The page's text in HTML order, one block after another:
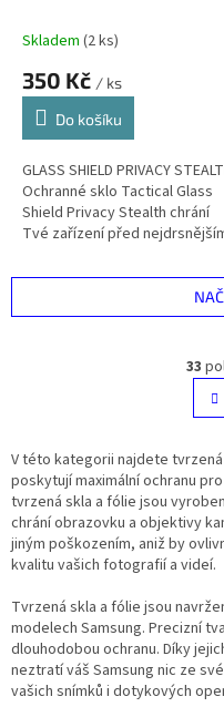
A36/A56 Black
Skladem (2 ks)
350 Kč / ks
Do košíku
GLASS SHIELD PRIVACY
Ochranné sklo Tactical Glass
Shield Privacy Stealth chrání
Tvé zařízení před
šmíráky. Testováno na...
33
V této kategorii najdete
poskytují maximální ochranu
tvrzená skla a fólie jsou
chrání obrazovku a objektivy
jiným poškozením, aniž by
kvalitu vašich fotografií a videí.
Tvrzená skla a fólie jsou
modelech Samsung. Precizní
dlouhodobou ochranu. Díky
neztratí váš Samsung nic ze
vašich snímků i dotykových